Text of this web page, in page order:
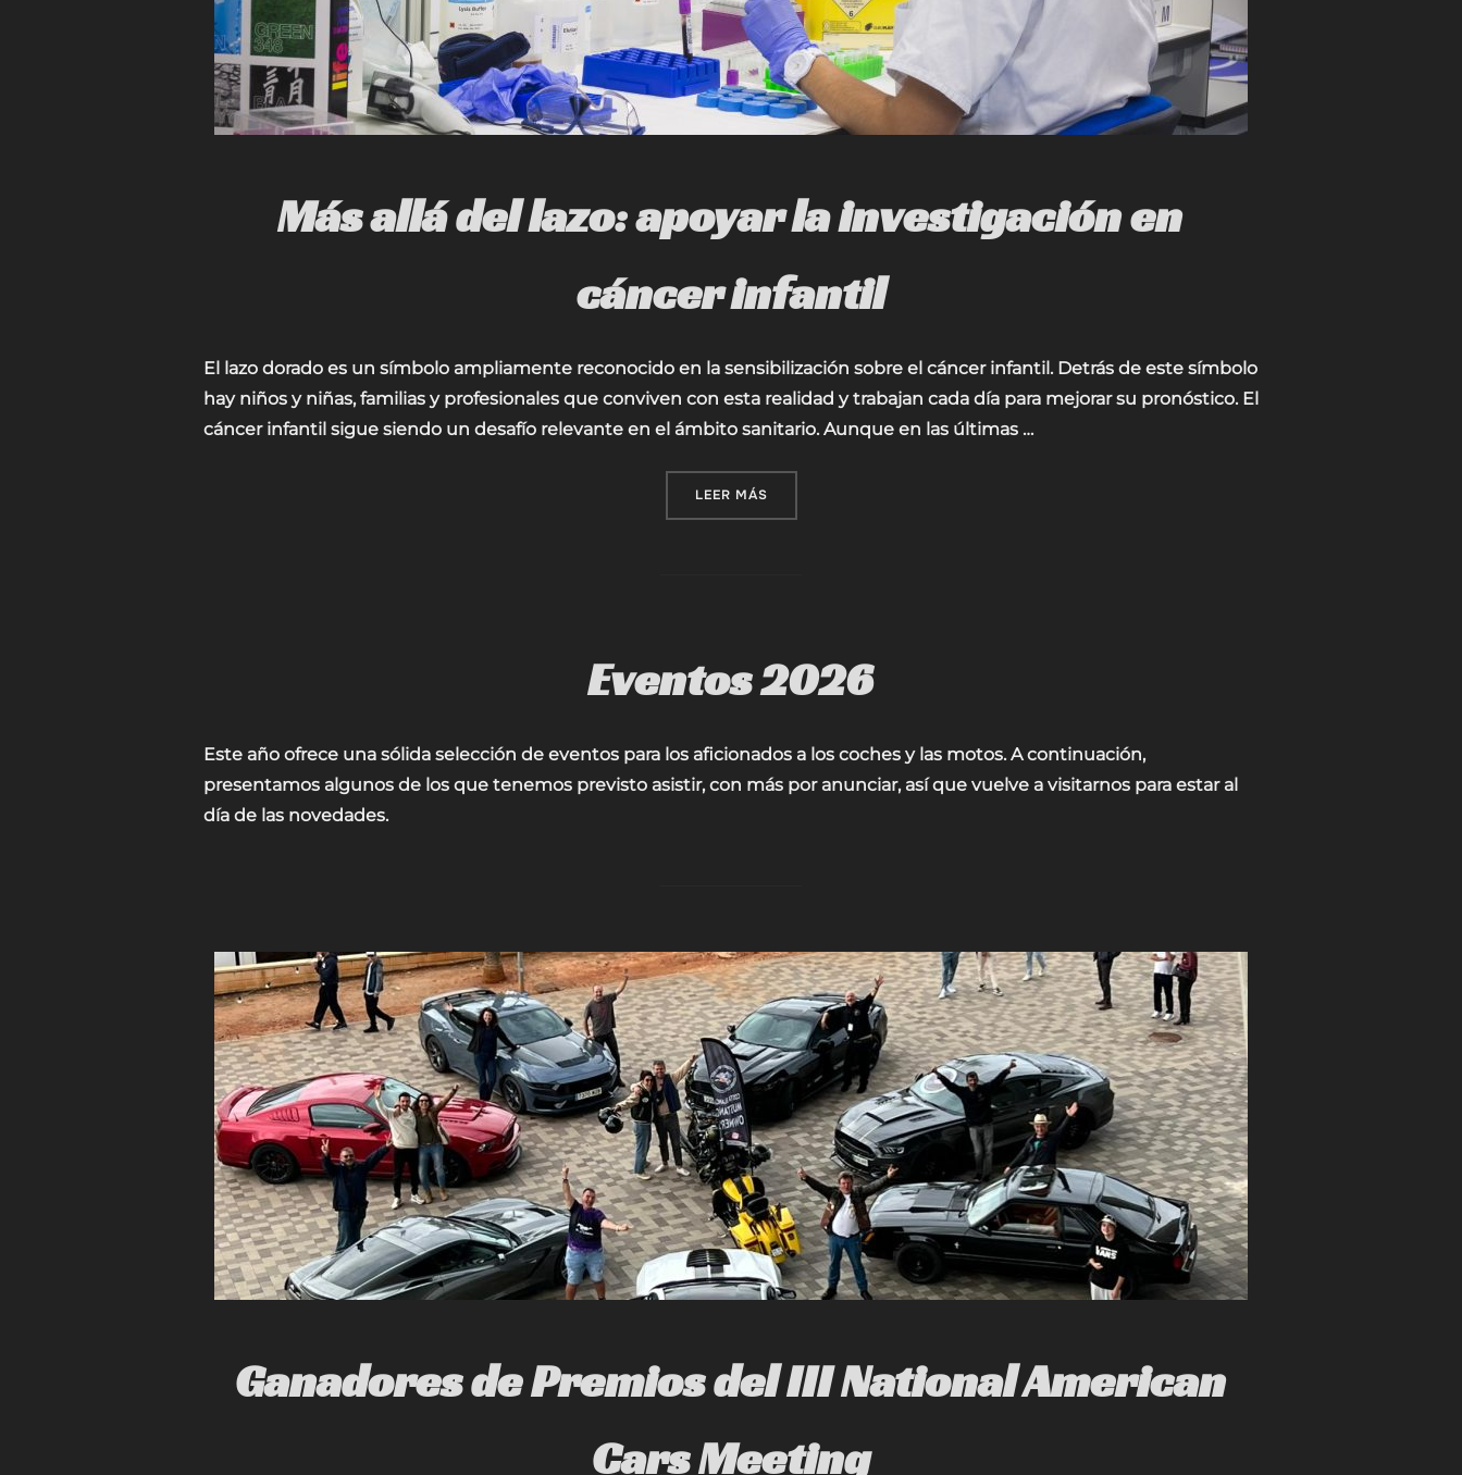
Más allá del lazo: apoyar la investigación en
cáncer infantil
El lazo dorado es un símbolo ampliamente reconocido en la sensibilización sobre el cáncer infantil. Detrás de este símbolo
hay niños y niñas, familias y profesionales que conviven con esta realidad y trabajan cada día para mejorar su pronóstico. El
cáncer infantil sigue siendo un desafío relevante en el ámbito sanitario. Aunque en las últimas …
LEER MÁS«MÁS ALLÁ DEL LAZO: APOYAR LA INVESTIGACIÓN EN CÁNCER INFANTIL»
Eventos 2026
Este año ofrece una sólida selección de eventos para los aficionados a los coches y las motos. A continuación,
presentamos algunos de los que tenemos previsto asistir, con más por anunciar, así que vuelve a visitarnos para estar al
día de las novedades.
Ganadores de Premios del III National American
Cars Meeting